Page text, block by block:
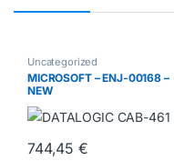
Uncategorized
MICROSOFT – ENJ-00168 –
NEW
744,45€